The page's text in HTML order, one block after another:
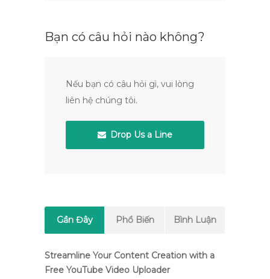
Bạn có câu hỏi nào không?
Nếu bạn có câu hỏi gì, vui lòng
liên hệ chúng tôi.
Drop Us a Line
Gần Đây Phổ Biến Bình Luận
Streamline Your Content Creation with a
Free YouTube Video Uploader